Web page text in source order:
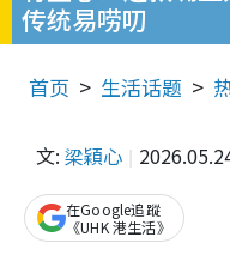
传统易唠叨
首页 生活话题
文: 梁穎心
在Google追蹤
《UHK 港生活》